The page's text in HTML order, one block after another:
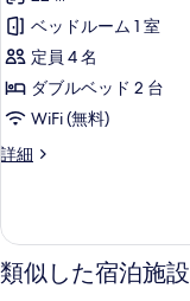
る
の
す
べ
て
の
写
を
表
示
詳
細
ン
グ
3
名
利
煙
室
ネ
ク
テ
ィ
ン
グ
3
禁
煙
室
ル
&
ダ
ブ
ル)
コ
ク
テ
ィ
ベッドルーム 1 室
定員 4 名
ダブルベッド 2 台
WiFi (無料)
詳細
(ダ
ダ
ブ
ル)
類似した宿泊施設